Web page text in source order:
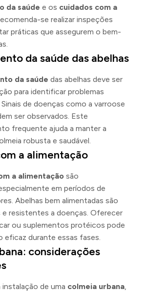
da saúde e os cuidados com a
se realizar inspeções
práticas que assegurem o bem-
da saúde das abelhas
da saúde das abelhas deve ser
para identificar problemas
de doenças como a varroose
ser observados. Este
frequente ajuda a manter a
robusta e saudável.
a alimentação
a alimentação são
em períodos de
Abelhas bem alimentadas são
e resistentes a doenças. Oferecer
ou suplementos protéicos pode
eficaz durante essas fases.
considerações
de uma colmeia urbana,